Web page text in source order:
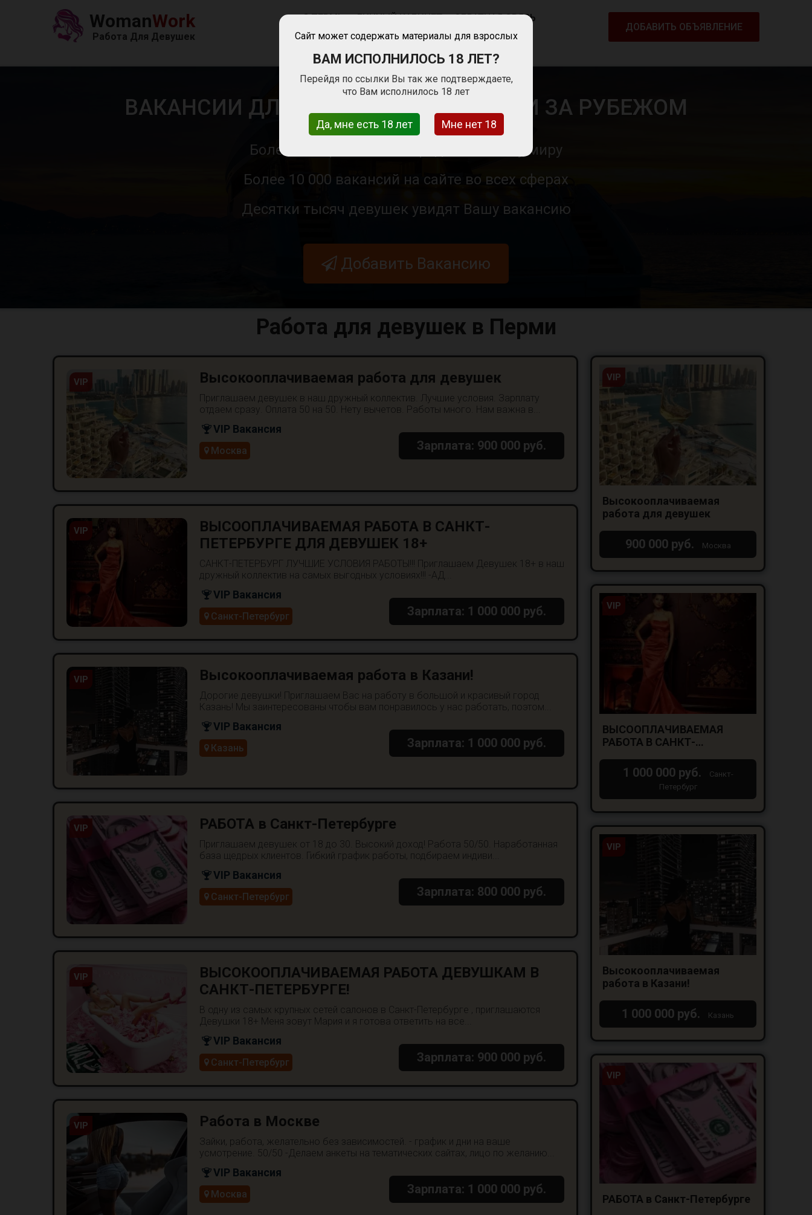
WomanWork
Работа Для Девушек
ПЕРМЬ ЛИЧНЫЙ КАБИНЕТ ОБРАТНАЯ СВЯЗЬ
ДОБАВИТЬ ОБЪЯВЛЕНИЕ
ВАКАНСИИ ДЛЯ ДЕВУШЕК В РОССИИ И ЗА РУБЕЖОМ
Более 20 стран и 1000 городов по всему миру
Более 10 000 вакансий на сайте во всех сферах
Десятки тысяч девушек увидят Вашу вакансию
Добавить Вакансию
Работа для девушек в Перми
VIP Высокооплачиваемая работа для девушек
Приглашаем девушек в наш дружный коллектив. Лучшие условия. Зарплату
отдаем сразу. Оплата 50 на 50. Нету вычетов. Работы много. Нам важна в...
VIP Вакансия
Зарплата: 900 000 руб.
Москва
VIP
ВЫСООПЛАЧИВАЕМАЯ РАБОТА В САНКТ-
ПЕТЕРБУРГЕ ДЛЯ ДЕВУШЕК 18+
САНКТ-ПЕТЕРБУРГ ЛУЧШИЕ УСЛОВИЯ РАБОТЫ!!! Приглашаем Девушек 18+ в наш
дружный коллектив на самых выгодных условиях!!! -АД...
VIP Вакансия
Зарплата: 1 000 000 руб.
Санкт-Петербург
VIP Высокооплачиваемая работа в Казани!
Дорогие девушки! Приглашаем Вас на работу в большой и красивый город
Казань! Мы заинтересованы чтобы вам понравилось у нас работать, поэтом...
VIP Вакансия
Зарплата: 1 000 000 руб.
Казань
VIP РАБОТА в Санкт-Петербурге
Приглашаем девушек от 18 до 30. Высокий доход! Работа 50/50. Наработанная
база щедрых клиентов. Гибкий график работы, подбираем индиви...
VIP Вакансия
Зарплата: 800 000 руб.
Санкт-Петербург
VIP
ВЫСОКООПЛАЧИВАЕМАЯ РАБОТА ДЕВУШКАМ В
САНКТ-ПЕТЕРБУРГЕ!
В одну из самых крупных сетей салонов в Санкт-Петербурге , приглашаются
Девушки 18+ Меня зовут Мария и я готова ответить на все...
VIP Вакансия
Зарплата: 900 000 руб.
Санкт-Петербург
VIP Работа в Москве
Зайки, работа, желательно без зависимостей. - график и дни на ваше
усмотрение. 50/50 -Делаем анкеты на тематических сайтах, лицо по желанию...
VIP Вакансия
Зарплата: 1 000 000 руб.
Москва
VIP
Высокооплачиваемая
работа для девушек
900 000 руб. Москва
VIP
ВЫСООПЛАЧИВАЕМАЯ
РАБОТА В САНКТ-
1 000 000 руб.
Санкт-
Петербург
VIP
Высокооплачиваемая
работа в Казани!
1 000 000 руб. Казань
VIP
РАБОТА в Санкт-Петербурге
Сайт может содержать материалы для взрослых
ВАМ ИСПОЛНИЛОСЬ 18 ЛЕТ?
Перейдя по ссылки Вы так же подтверждаете,
что Вам исполнилось 18 лет
Да, мне есть 18 лет Мне нет 18